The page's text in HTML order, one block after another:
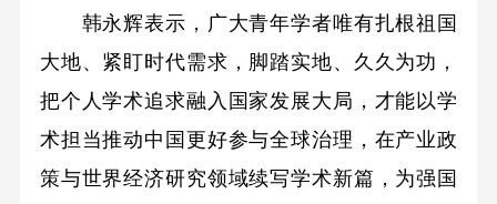
韩永辉表示，广大青年学者唯有扎根祖国
大地、紧盯时代需求，脚踏实地、久久为功，
把个人学术追求融入国家发展大局，才能以学
术担当推动中国更好参与全球治理，在产业政
策与世界经济研究领域续写学术新篇，为强国